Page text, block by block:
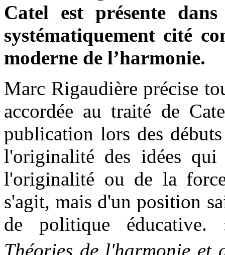
Catel est présente
systématiquement cité
moderne de l’harmonie.
Marc Rigaudière précise
accordée au traité de
publication lors des
l'originalité des idées
l'originalité ou de la
s'agit, mais d'un position
de politique
Théories de l'harmonie